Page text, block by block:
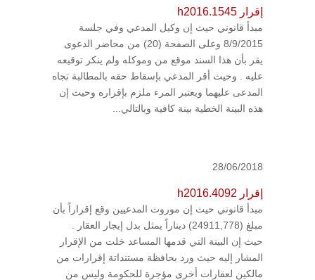
إقرار h2016.1545
مبدأ قانوني حيث إن وكيل المدعي وفي جلسة
8/9/2015 وعلى الصفحة (20) من محاضر الدعوى
يقر بأن هذا السند موقع من وموكله ولم ينكر توقيعه
عليه . وحيث أقر المدعي بإسقاط حقه بالمطالبة تجاه
المدعى عليهما ويعتبر المرء ملزم بإقراره وحيث إن
هذه البينة الخطية بينة كافية وبالتالي...
28/06/2018
إقرار h2016.4092
مبدأ قانوني حيث إن موروث المدعيين وقع إقراراً بأن
مبلغ (24911,778) ديناراً يمثل بدل إيجار العقار .
حيث إن البينة التي قدمها المساعد خلت من الإقرار
المشار إليه حيث ورد بحافظة مستنداتة إقرارات من
مالكين لعقارات أخرى مؤجرة للحكومة وليس من